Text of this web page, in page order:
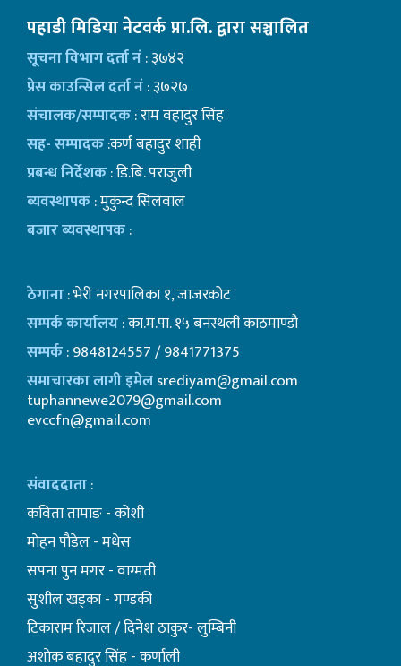
पहाडी मिडिया नेटवर्क प्रा.लि. द्वारा सञ्चालित
सूचना विभाग दर्ता नं: ३७४२
प्रेस काउन्सिल दर्ता नं: ३७२७
संचालक/सम्पादक: राम वहादुर सिंह
सह- सम्पादक:कर्ण बहादुर शाही
प्रबन्ध निर्देशक: डि.बि. पराजुली
ब्यवस्थापक: मुकुन्द सिलवाल
बजार ब्यवस्थापक:
ठेगाना: भेरी नगरपालिका १, जाजरकोट
सम्पर्क कार्यालय: का.म.पा. १५ बनस्थली काठमाण्डाै
सम्पर्क: 9848124557 / 9841771375
समाचारका लागी इमेलsrediyam@gmail.com
tuphannewe2079@gmail.com
evccfn@gmail.com
संवाददाता:
कविता तामाङ - कोशी
माेहन पाैडेल - मधेस
सपना पुन मगर - वाग्मती
सुशील खड्का - गण्डकी
टिकाराम रिजाल / दिनेश ठाकुर- लुम्बिनी
अशाेक बहादुर सिंह - कर्णाली